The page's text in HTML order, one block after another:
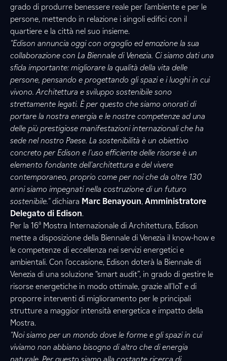
grado di produrre benessere reale per l’ambiente e per le
persone, mettendo in relazione i singoli edifici con il
quartiere e la città nel suo insieme.
"Edison annuncia oggi con orgoglio ed emozione la sua
collaborazione con La Biennale di Venezia. Ci siamo dati una
sfida importante: migliorare la qualità della vita delle
persone, pensando e progettando gli spazi e i luoghi in cui
vivono. Architettura e sviluppo sostenibile sono
strettamente legati. È per questo che siamo onorati di
portare la nostra energia e le nostre competenze ad una
delle più prestigiose manifestazioni internazionali che ha
sede nel nostro Paese. La sostenibilità è un obiettivo
concreto per Edison e l'uso efficiente delle risorse è un
elemento fondante dell'architettura e del vivere
contemporaneo, proprio come per noi che da oltre 130
anni siamo impegnati nella costruzione di un futuro
sostenibile."dichiara Marc Benayoun, Amministratore
Delegato di Edison.
Per la 16a Mostra Internazionale di Architettura, Edison
mette a disposizione della Biennale di Venezia il know-how e
le competenze di eccellenza nei servizi energetici e
ambientali. Con l’occasione, Edison doterà la Biennale di
Venezia di una soluzione “smart audit”, in grado di gestire le
risorse energetiche in modo ottimale, grazie all’IoT e di
proporre interventi di miglioramento per le principali
strutture a maggior intensità energetica e impatto della
Mostra.
"Noi siamo per un mondo dove le forme e gli spazi in cui
viviamo non abbiano bisogno di altro che di energia